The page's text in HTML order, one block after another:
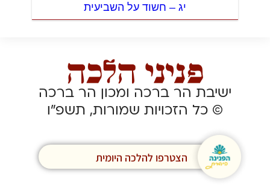
יג – חשוד על השביעית
ישיבת הר ברכה ומכון הר ברכה
© כל הזכויות שמורות, תשפ”ו
הצטרפו להלכה היומית